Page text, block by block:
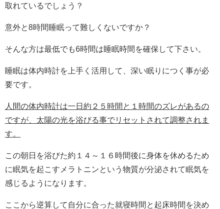
取れているでしょう？
意外と8時間睡眠って難しくないですか？
そんな方は最低でも6時間は睡眠時間を確保して下さい。
睡眠は体内時計を上手く活用して、深い眠りにつく事が必
要です。
人間の体内時計は一日約２５時間と１時間のズレがあるの
ですが、太陽の光を浴びる事でリセットされて調整されま
す。
この朝日を浴びた約１４～１６時間後に身体を休めるため
に眠気を起こすメラトニンという物質が分泌されて眠気を
感じるようになります。
ここから逆算して自分に合った就寝時間と起床時間を決め